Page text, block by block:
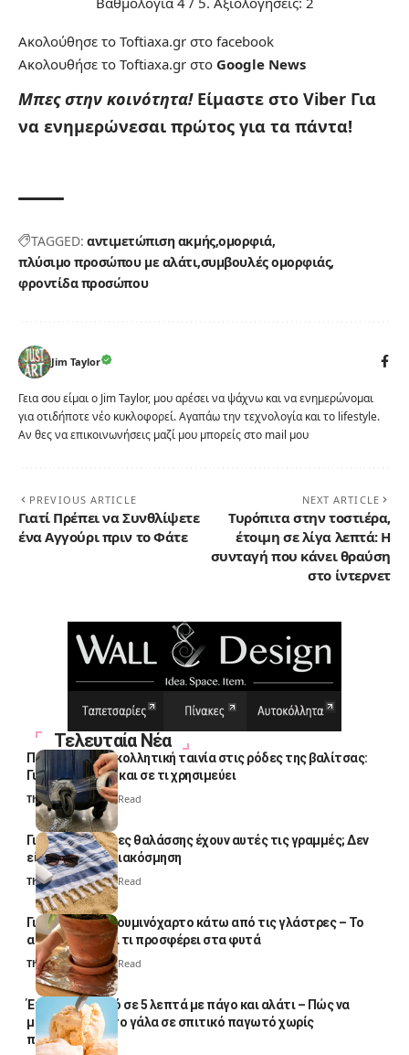
Ακολούθησε το Toftiaxa.gr στο facebook
Ακολουθήσε το Toftiaxa.gr στο Google News
Μπες στην κοινότητα! Είμαστε στο Viber Για
να ενημερώνεσαι πρώτος για τα πάντα!
TAGGED: αντιμετώπιση ακμήςομορφιά
πλύσιμο προσώπου με αλάτισυμβουλές ομορφιάς
φροντίδα προσώπου
Jim Taylor
Γεια σου είμαι ο Jim Taylor, μου αρέσει να ψάχνω και να ενημερώνομαι
για οτιδήποτε νέο κυκλοφορεί. Αγαπάω την τεχνολογία και το lifestyle.
Αν θες να επικοινωνήσεις μαζί μου μπορείς στο mail μου
PREVIOUS ARTICLE
Γιατί Πρέπει να Συνθλίψετε
ένα Αγγούρι πριν το Φάτε
NEXT ARTICLE
Τυρόπιτα στην τοστιέρα,
έτοιμη σε λίγα λεπτά: Η
συνταγή που κάνει θραύση
στο ίντερνετ
Τελευταία Νέα
Πολλοί βάζουν κολλητική ταινία στις ρόδες της βαλίτσας:
Γιατί το κάνουν και σε τι χρησιμεύει
Thali Ombre4 Min Read
Γιατί οι πετσέτες θαλάσσης έχουν αυτές τις γραμμές; Δεν
είναι μόνο για διακόσμηση
Thali Ombre5 Min Read
Γιατί βάζουν αλουμινόχαρτο κάτω από τις γλάστρες – Το
απλό κόλπο και τι προσφέρει στα φυτά
Thali Ombre4 Min Read
Έτοιμο παγωτό σε 5 λεπτά με πάγο και αλάτι – Πώς να
μετατρέψετε το γάλα σε σπιτικό παγωτό χωρίς
παγωτομηχανή